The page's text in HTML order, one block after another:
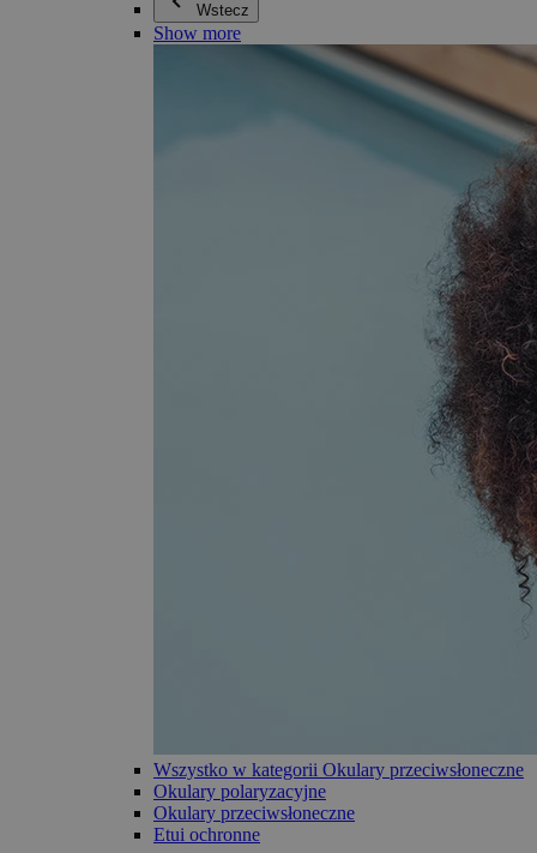
Wstecz
Show more
Wszystko w kategorii Okulary przeciwsłoneczne
Okulary polaryzacyjne
Okulary przeciwsłoneczne
Etui ochronne